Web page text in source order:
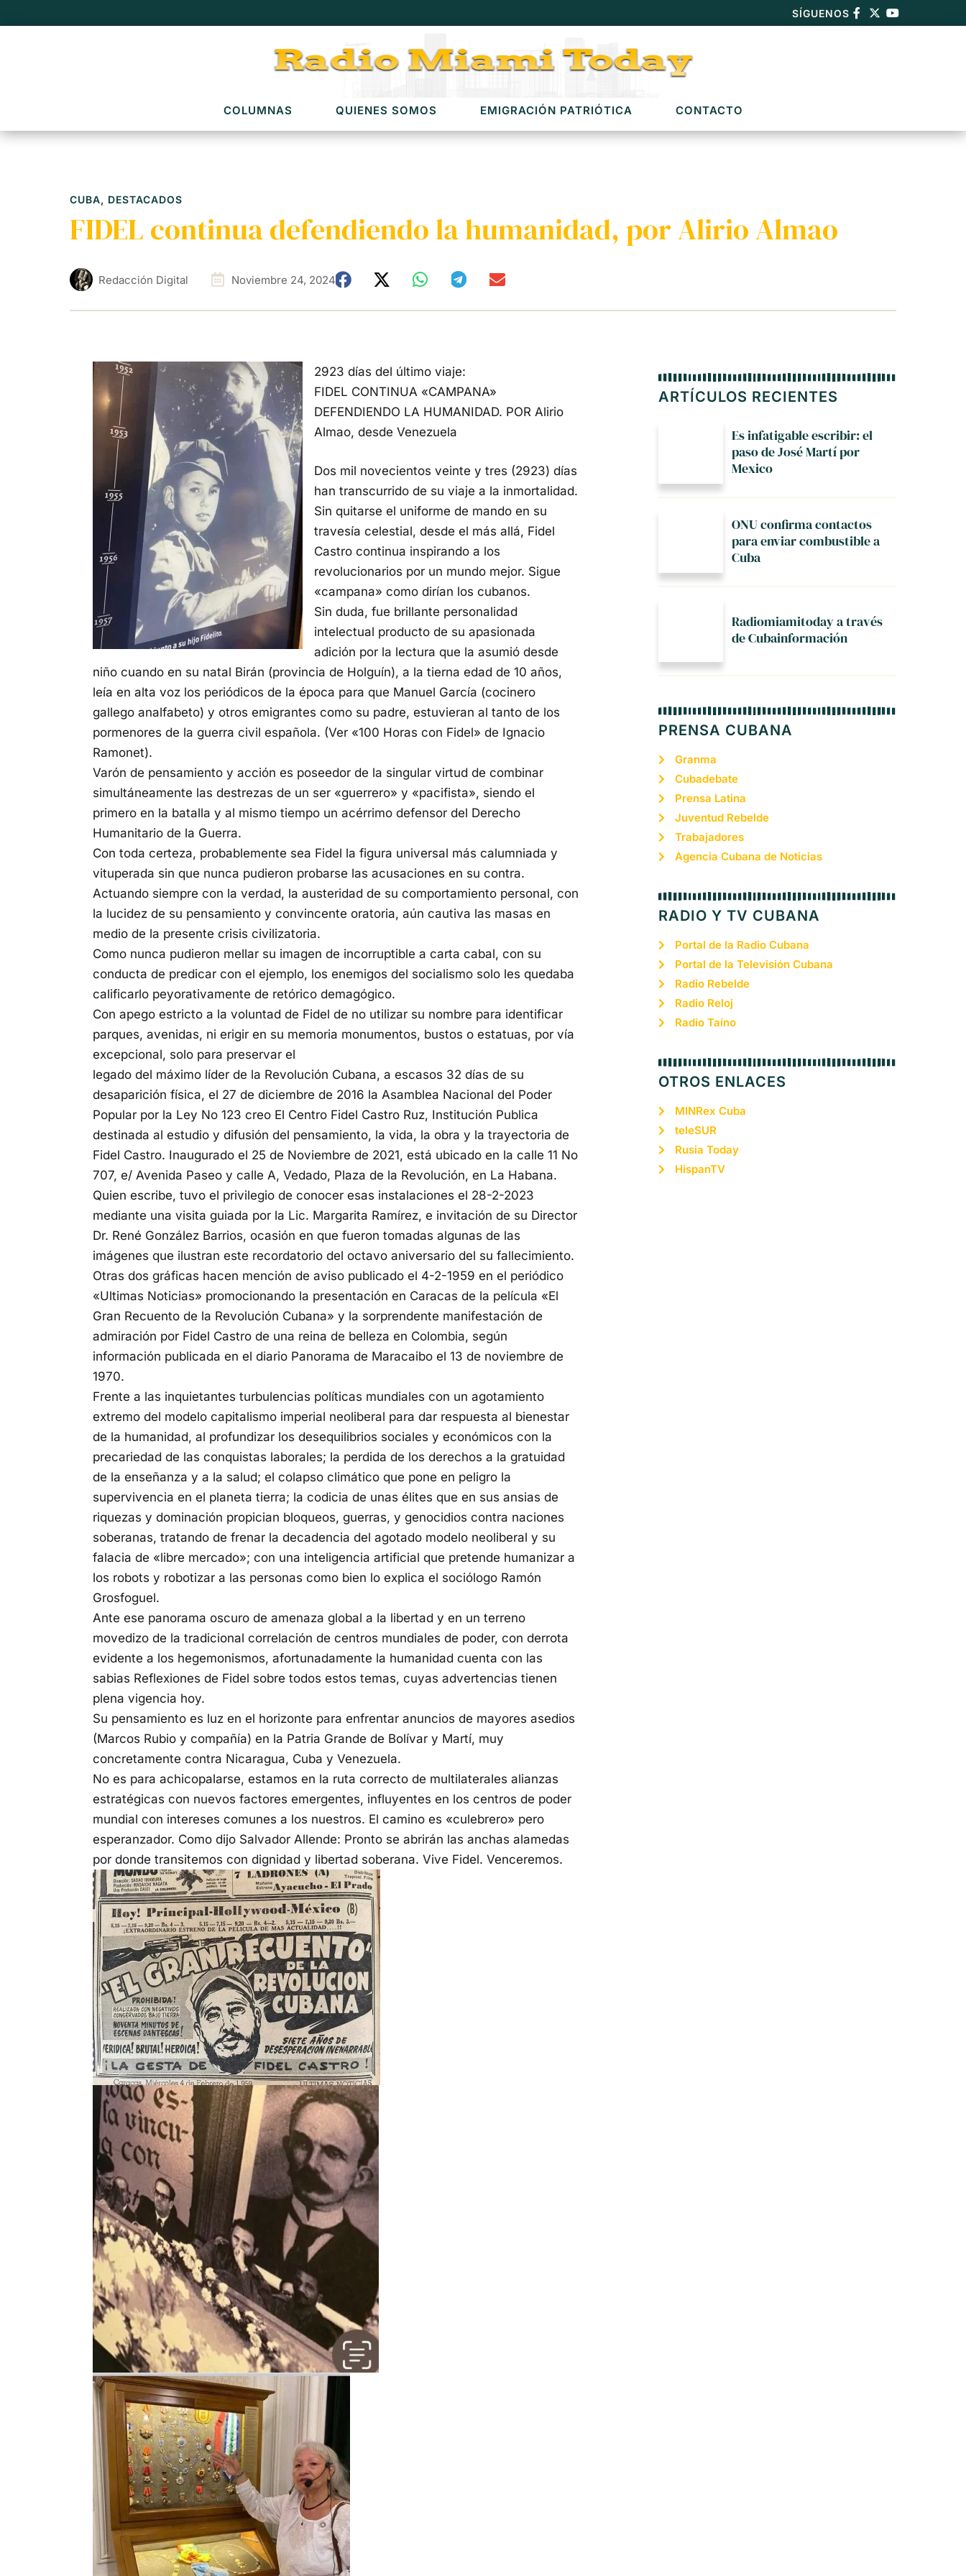
SÍGUENOS
COLUMNAS QUIENES SOMOS EMIGRACIÓN PATRIÓTICA CONTACTO
CUBA, DESTACADOS
FIDEL continua defendiendo la humanidad, por Alirio Almao
Redacción Digital Noviembre 24, 2024
2923 días del último viaje:
FIDEL CONTINUA «CAMPANA»
DEFENDIENDO LA HUMANIDAD. POR Alirio
Almao, desde Venezuela
Dos mil novecientos veinte y tres (2923) días
han transcurrido de su viaje a la inmortalidad.
Sin quitarse el uniforme de mando en su
travesía celestial, desde el más allá, Fidel
Castro continua inspirando a los
revolucionarios por un mundo mejor. Sigue
«campana» como dirían los cubanos.
Sin duda, fue brillante personalidad
intelectual producto de su apasionada
adición por la lectura que la asumió desde
niño cuando en su natal Birán (provincia de Holguín), a la tierna edad de 10 años,
leía en alta voz los periódicos de la época para que Manuel García (cocinero
gallego analfabeto) y otros emigrantes como su padre, estuvieran al tanto de los
pormenores de la guerra civil española. (Ver «100 Horas con Fidel» de Ignacio
Ramonet).
Varón de pensamiento y acción es poseedor de la singular virtud de combinar
simultáneamente las destrezas de un ser «guerrero» y «pacifista», siendo el
primero en la batalla y al mismo tiempo un acérrimo defensor del Derecho
Humanitario de la Guerra.
Con toda certeza, probablemente sea Fidel la figura universal más calumniada y
vituperada sin que nunca pudieron probarse las acusaciones en su contra.
Actuando siempre con la verdad, la austeridad de su comportamiento personal, con
la lucidez de su pensamiento y convincente oratoria, aún cautiva las masas en
medio de la presente crisis civilizatoria.
Como nunca pudieron mellar su imagen de incorruptible a carta cabal, con su
conducta de predicar con el ejemplo, los enemigos del socialismo solo les quedaba
calificarlo peyorativamente de retórico demagógico.
Con apego estricto a la voluntad de Fidel de no utilizar su nombre para identificar
parques, avenidas, ni erigir en su memoria monumentos, bustos o estatuas, por vía
excepcional, solo para preservar el
legado del máximo líder de la Revolución Cubana, a escasos 32 días de su
desaparición física, el 27 de diciembre de 2016 la Asamblea Nacional del Poder
Popular por la Ley No 123 creo El Centro Fidel Castro Ruz, Institución Publica
destinada al estudio y difusión del pensamiento, la vida, la obra y la trayectoria de
Fidel Castro. Inaugurado el 25 de Noviembre de 2021, está ubicado en la calle 11 No
707, e/ Avenida Paseo y calle A, Vedado, Plaza de la Revolución, en La Habana.
Quien escribe, tuvo el privilegio de conocer esas instalaciones el 28-2-2023
mediante una visita guiada por la Lic. Margarita Ramírez, e invitación de su Director
Dr. René González Barrios, ocasión en que fueron tomadas algunas de las
imágenes que ilustran este recordatorio del octavo aniversario del su fallecimiento.
Otras dos gráficas hacen mención de aviso publicado el 4-2-1959 en el periódico
«Ultimas Noticias» promocionando la presentación en Caracas de la película «El
Gran Recuento de la Revolución Cubana» y la sorprendente manifestación de
admiración por Fidel Castro de una reina de belleza en Colombia, según
información publicada en el diario Panorama de Maracaibo el 13 de noviembre de
1970.
Frente a las inquietantes turbulencias políticas mundiales con un agotamiento
extremo del modelo capitalismo imperial neoliberal para dar respuesta al bienestar
de la humanidad, al profundizar los desequilibrios sociales y económicos con la
precariedad de las conquistas laborales; la perdida de los derechos a la gratuidad
de la enseñanza y a la salud; el colapso climático que pone en peligro la
supervivencia en el planeta tierra; la codicia de unas élites que en sus ansias de
riquezas y dominación propician bloqueos, guerras, y genocidios contra naciones
soberanas, tratando de frenar la decadencia del agotado modelo neoliberal y su
falacia de «libre mercado»; con una inteligencia artificial que pretende humanizar a
los robots y robotizar a las personas como bien lo explica el sociólogo Ramón
Grosfoguel.
Ante ese panorama oscuro de amenaza global a la libertad y en un terreno
movedizo de la tradicional correlación de centros mundiales de poder, con derrota
evidente a los hegemonismos, afortunadamente la humanidad cuenta con las
sabias Reflexiones de Fidel sobre todos estos temas, cuyas advertencias tienen
plena vigencia hoy.
Su pensamiento es luz en el horizonte para enfrentar anuncios de mayores asedios
(Marcos Rubio y compañía) en la Patria Grande de Bolívar y Martí, muy
concretamente contra Nicaragua, Cuba y Venezuela.
No es para achicopalarse, estamos en la ruta correcto de multilaterales alianzas
estratégicas con nuevos factores emergentes, influyentes en los centros de poder
mundial con intereses comunes a los nuestros. El camino es «culebrero» pero
esperanzador. Como dijo Salvador Allende: Pronto se abrirán las anchas alamedas
por donde transitemos con dignidad y libertad soberana. Vive Fidel. Venceremos.
ARTÍCULOS RECIENTES
Es infatigable escribir: el
paso de José Martí por
Mexico
ONU confirma contactos
para enviar combustible a
Cuba
Radiomiamitoday a través
de Cubainformación
PRENSA CUBANA
Granma
Cubadebate
Prensa Latina
Juventud Rebelde
Trabajadores
Agencia Cubana de Noticias
RADIO Y TV CUBANA
Portal de la Radio Cubana
Portal de la Televisión Cubana
Radio Rebelde
Radio Reloj
Radio Taíno
OTROS ENLACES
MINRex Cuba
teleSUR
Rusia Today
HispanTV